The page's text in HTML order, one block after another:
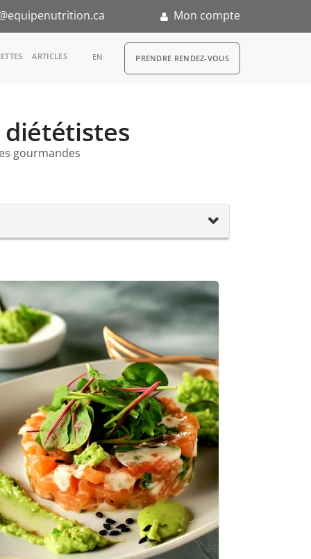
Mon compte
ARTICLES EN RDV
PRENDRE RENDEZ-VOUS
gourmandes